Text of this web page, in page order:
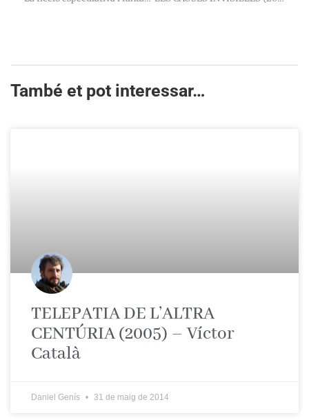
També et pot interessar…
TELEPATIA DE L’ALTRA
CENTÚRIA (2005) – Víctor
Català
Daniel Genís 31 de maig de 2014